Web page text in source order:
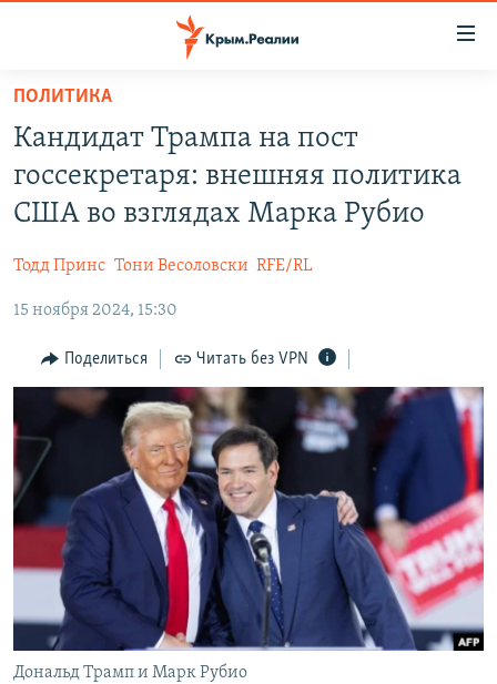
Вернуться
основному
содержанию
Вернутся
главной
навигации
Вернутся
поиску
СПЕЦПРОЕКТЫ
ГРУЗ 200
11 ЛЕТ ОККУПАЦИИ КРЫМА. 11 ИСТОРИЙ СОПРОТИВЛЕНИЯ
ВОДА
ЕЩЕ
ИНТЕРАКТИВ
ИНФОГРАФИКА
ТЕЛЕПРОЕКТ КРЫМ.РЕАЛИИ
СОВЕТЫ ПРАВОЗАЩИТНИКОВ
ПРОПАВШИЕ БЕЗ ВЕСТИ
ПОБЕДИТЕЛЕЙ НЕ СУДЯТ?
КРЫМ.НЕПОКОРЕННЫЙ
ELIFBE
УКРАИНСКАЯ ПРОБЛЕМА КРЫМА
РАДІО СВОБОДА
КАК ОБОЙТИ БЛОКИРОВКУ
Українською
Qırımtatar
ПРИСОЕДИНЯЙТЕСЬ!
Все сайты RFE/RL
ПОЛИТИКА
Кандидат Трампа на пост
госсекретаря: внешняя политика
США во взглядах Марка Рубио
Тодд Принс Тони Весоловски RFE/RL
15 ноября 2024, 15:30
Поделиться Читать без VPN
Дональд Трамп и Марк Рубио